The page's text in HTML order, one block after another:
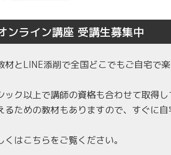
ンライン講座 受講生募集中
材とLINE添削で全国どこでもご自宅で
ック以上で講師の資格も合わせて取得
るための教材もありますので、すぐに
くはこちらをご覧ください。